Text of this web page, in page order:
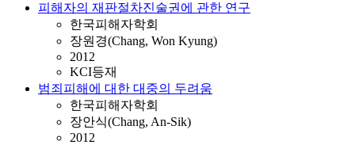
피해자의 재판절차진술권에 관한 연구
한국피해자학회
장원경(Chang, Won Kyung)
2012
KCI등재
범죄피해에 대한 대중의 두려움
한국피해자학회
장안식(Chang, An-Sik)
2012